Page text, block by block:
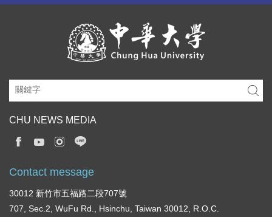
CHU NEWS MEDIA
Contact message
30012 新竹市五福路二段707號
707, Sec.2, WuFu Rd., Hsinchu, Taiwan 30012, R.O.C.